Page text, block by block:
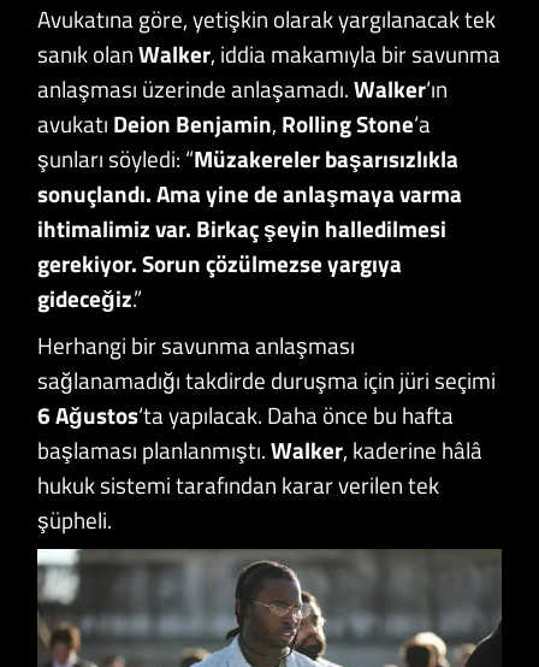
Avukatına göre, yetişkin olarak yargılanacak tek
sanık olanWalker, iddia makamıyla bir savunma
anlaşması üzerinde anlaşamadı.Walker‘ın
avukatı Deion Benjamin, Rolling Stone‘a
şunları söyledi: “Müzakereler başarısızlıkla
sonuçlandı. Ama yine de anlaşmaya varma
ihtimalimiz var. Birkaç şeyin halledilmesi
gerekiyor. Sorun çözülmezse yargıya
gideceğiz.”
Herhangi bir savunma anlaşması
sağlanamadığı takdirde duruşma için jüri seçimi
6 Ağustos‘ta yapılacak. Daha önce bu hafta
başlaması planlanmıştı.Walker, kaderine hâlâ
hukuk sistemi tarafından karar verilen tek
şüpheli.